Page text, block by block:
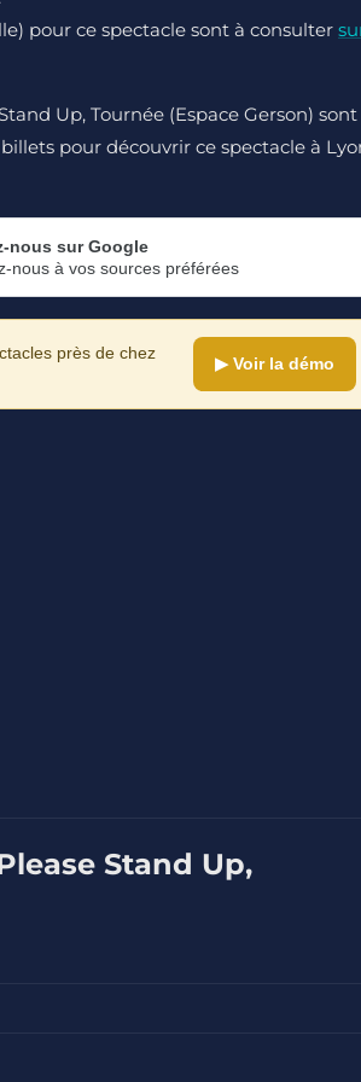
pour ce spectacle sont à consulter
Up, Tournée (Espace Gerson) sont
pour découvrir ce spectacle à
nous sur Google
nous à vos sources préférées
près de chez
▶ Voir la démo
Stand Up,